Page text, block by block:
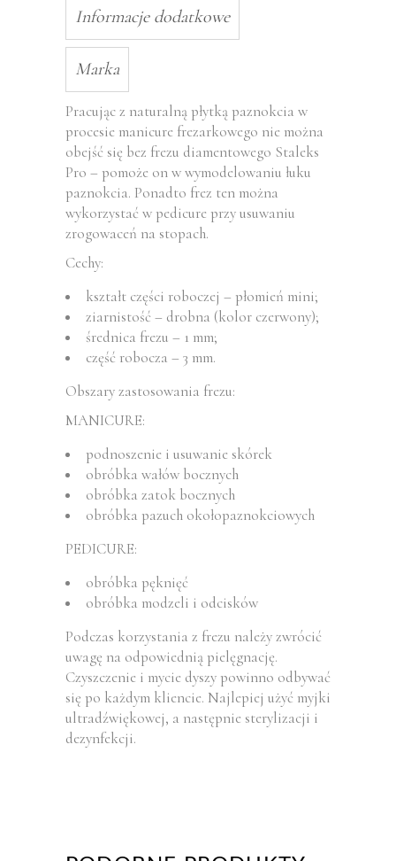
Informacje dodatkowe
Marka
Pracując z naturalną płytką paznokcia w
procesie manicure frezarkowego nie można
obejść się bez frezu diamentowego Staleks
Pro – pomoże on w wymodelowaniu łuku
paznokcia. Ponadto frez ten można
wykorzystać w pedicure przy usuwaniu
zrogowaceń na stopach.
Cechy:
kształt części roboczej – płomień mini;
ziarnistość – drobna (kolor czerwony);
średnica frezu – 1 mm;
część robocza – 3 mm.
Obszary zastosowania frezu:
MANICURE:
podnoszenie i usuwanie skórek
obróbka wałów bocznych
obróbka zatok bocznych
obróbka pazuch okołopaznokciowych
PEDICURE:
obróbka pęknięć
obróbka modzeli i odcisków
Podczas korzystania z frezu należy zwrócić
uwagę na odpowiednią pielęgnację.
Czyszczenie i mycie dyszy powinno odbywać
się po każdym kliencie. Najlepiej użyć myjki
ultradźwiękowej, a następnie sterylizacji i
dezynfekcji.